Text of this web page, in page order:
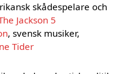
skådespelare och
Jackson 5
, svensk musiker,
Tider